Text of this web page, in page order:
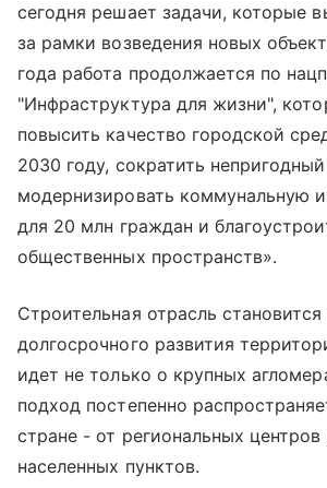
сегодня решает задачи, которые
за рамки возведения новых
года работа продолжается по
"Инфраструктура для жизни",
повысить качество городской
2030 году, сократить
модернизировать коммунальную
для 20 млн граждан и
общественных пространств».
Строительная отрасль
долгосрочного развития
идет не только о крупных
подход постепенно
стране - от региональных
населенных пунктов.